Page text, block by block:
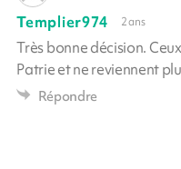
Templier974 2 ans
Très bonne décision.
Patrie et ne reviennent
Répondre